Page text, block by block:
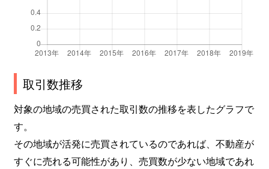
取引数推移
対象の地域の売買された取引数の推移を表したグラフで
す。
その地域が活発に売買されているのであれば、不動産が
すぐに売れる可能性があり、売買数が少ない地域であれ